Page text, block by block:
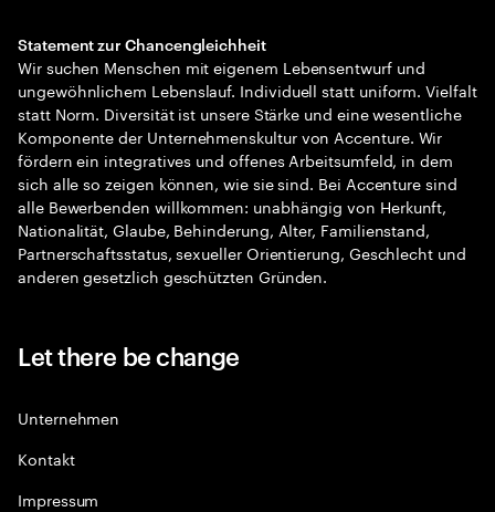
Statement zur Chancengleichheit
Wir suchen Menschen mit eigenem Lebensentwurf und
ungewöhnlichem Lebenslauf. Individuell statt uniform. Vielfalt
statt Norm. Diversität ist unsere Stärke und eine wesentliche
Komponente der Unternehmenskultur von Accenture. Wir
fördern ein integratives und offenes Arbeitsumfeld, in dem
sich alle so zeigen können, wie sie sind. Bei Accenture sind
alle Bewerbenden willkommen: unabhängig von Herkunft,
Nationalität, Glaube, Behinderung, Alter, Familienstand,
Partnerschaftsstatus, sexueller Orientierung, Geschlecht und
anderen gesetzlich geschützten Gründen.
Let there be change
Unternehmen
Kontakt
Impressum